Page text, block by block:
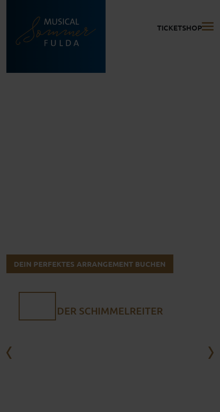
TICKETSHOP
DEIN PERFEKTES ARRANGEMENT BUCHEN
DER SCHIMMELREITER